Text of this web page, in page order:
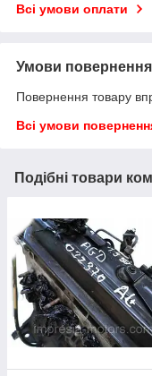
Всі умови оплати
Умови повернення
Повернення товару
Всі умови
Подібні товари